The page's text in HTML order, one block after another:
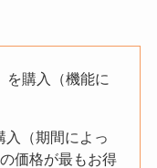
を購入（機能に
入（期間によっ
価格が最もお得